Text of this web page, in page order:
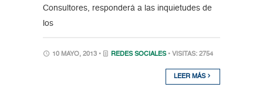
Consultores, responderá a las inquietudes de
los
10 MAYO, 2013 • REDES SOCIALES • VISITAS: 2754
LEER MÁS